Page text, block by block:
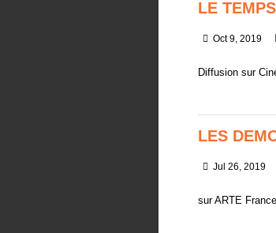
LE
Oct 9, 2019
Diffusion sur
LES
Jul 26, 2019
sur ARTE